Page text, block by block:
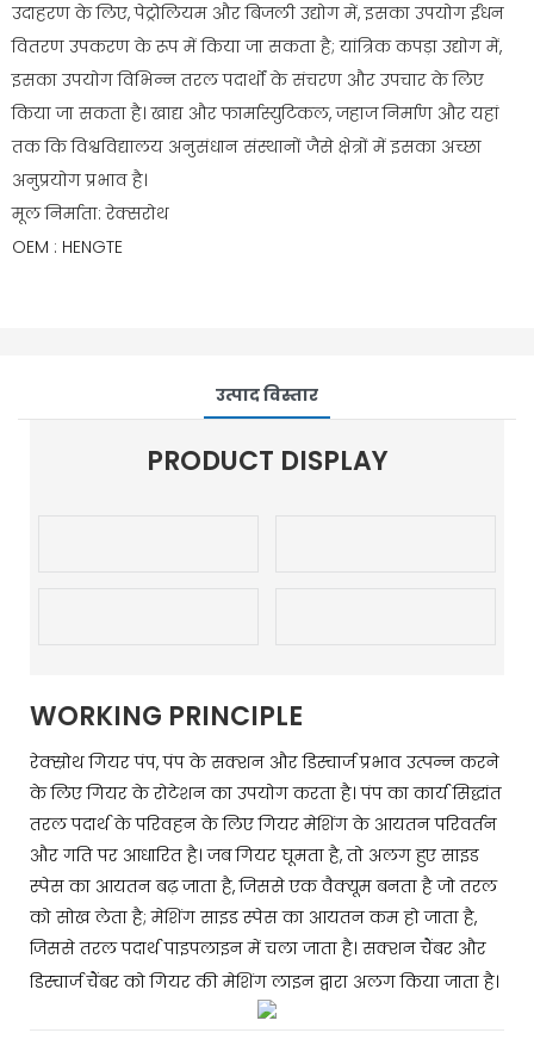
उदाहरण के लिए, पेट्रोलियम और बिजली उद्योग में, इसका उपयोग ईंधन
वितरण उपकरण के रूप में किया जा सकता है; यांत्रिक कपड़ा उद्योग में,
इसका उपयोग विभिन्न तरल पदार्थों के संचरण और उपचार के लिए
किया जा सकता है। खाद्य और फार्मास्युटिकल, जहाज निर्माण और यहां
तक ​​कि विश्वविद्यालय अनुसंधान संस्थानों जैसे क्षेत्रों में इसका अच्छा
अनुप्रयोग प्रभाव है।
मूल निर्माता: रेक्सरोथ
OEM : HENGTE
उत्पाद विस्तार
PRODUCT DISPLAY
WORKING PRINCIPLE
रेक्स्रोथ गियर पंप, पंप के सक्शन और डिस्चार्ज प्रभाव उत्पन्न करने
के लिए गियर के रोटेशन का उपयोग करता है। पंप का कार्य सिद्धांत
तरल पदार्थ के परिवहन के लिए गियर मेशिंग के आयतन परिवर्तन
और गति पर आधारित है। जब गियर घूमता है, तो अलग हुए साइड
स्पेस का आयतन बढ़ जाता है, जिससे एक वैक्यूम बनता है जो तरल
को सोख लेता है; मेशिंग साइड स्पेस का आयतन कम हो जाता है,
जिससे तरल पदार्थ पाइपलाइन में चला जाता है। सक्शन चैंबर और
डिस्चार्ज चैंबर को गियर की मेशिंग लाइन द्वारा अलग किया जाता है।